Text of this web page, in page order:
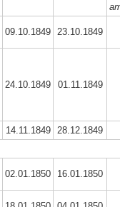
09.10.1849 23.10.1849
24.10.1849 01.11.1849
14.11.1849
28.12.1849
02.01.1850 16.01.1850